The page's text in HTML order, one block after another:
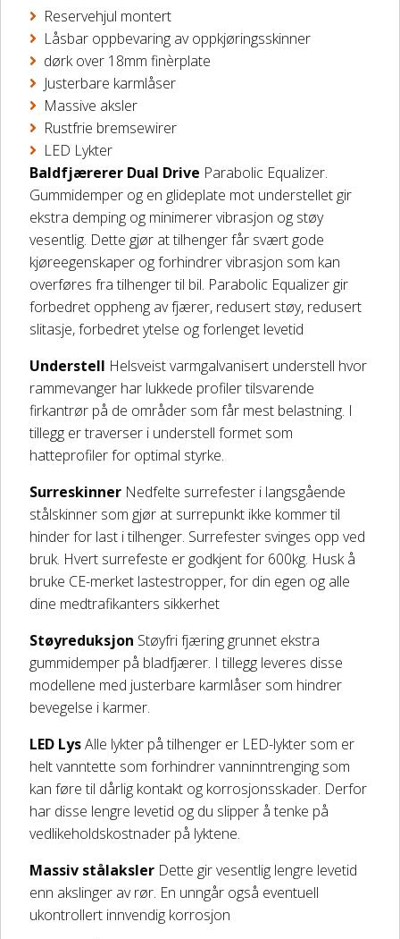
Reservehjul montert
Låsbar oppbevaring av oppkjøringsskinner
dørk over 18mm finèrplate
Justerbare karmlåser
Massive aksler
Rustfrie bremsewirer
LED Lykter
Baldfjærerer Dual Drive Parabolic Equalizer.
Gummidemper og en glideplate mot understellet gir
ekstra demping og minimerer vibrasjon og støy
vesentlig. Dette gjør at tilhenger får svært gode
kjøreegenskaper og forhindrer vibrasjon som kan
overføres fra tilhenger til bil. Parabolic Equalizer gir
forbedret oppheng av fjærer, redusert støy, redusert
slitasje, forbedret ytelse og forlenget levetid
Understell Helsveist varmgalvanisert understell hvor
rammevanger har lukkede profiler tilsvarende
firkantrør på de områder som får mest belastning. I
tillegg er traverser i understell formet som
hatteprofiler for optimal styrke.
Surreskinner Nedfelte surrefester i langsgående
stålskinner som gjør at surrepunkt ikke kommer til
hinder for last i tilhenger. Surrefester svinges opp ved
bruk. Hvert surrefeste er godkjent for 600kg. Husk å
bruke CE-merket lastestropper, for din egen og alle
dine medtrafikanters sikkerhet
Støyreduksjon Støyfri fjæring grunnet ekstra
gummidemper på bladfjærer. I tillegg leveres disse
modellene med justerbare karmlåser som hindrer
bevegelse i karmer.
LED LysAlle lykter på tilhenger er LED-lykter som er
helt vanntette som forhindrer vanninntrenging som
kan føre til dårlig kontakt og korrosjonsskader. Derfor
har disse lengre levetid og du slipper å tenke på
vedlikeholdskostnader på lyktene.
Massiv stålaksler Dette gir vesentlig lengre levetid
enn akslinger av rør. En unngår også eventuell
ukontrollert innvendig korrosjon